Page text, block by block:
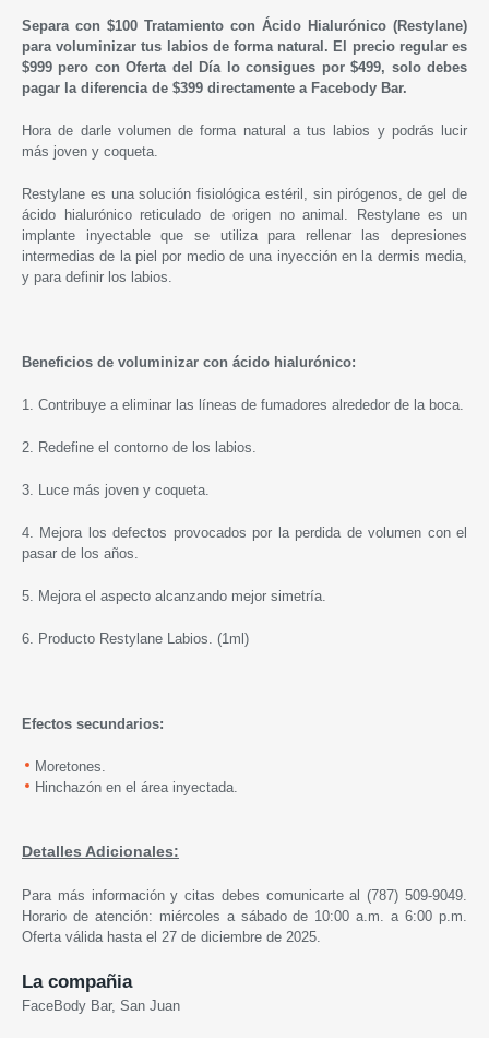
Separa con $100 Tratamiento con Ácido Hialurónico (Restylane)
para voluminizar tus labios de forma natural. El precio regular es
$999 pero con Oferta del Día lo consigues por $499, solo debes
pagar la diferencia de $399 directamente a Facebody Bar.
Hora de darle volumen de forma natural a tus labios y podrás lucir
más joven y coqueta.
Restylane es una solución fisiológica estéril, sin pirógenos, de gel de
ácido hialurónico reticulado de origen no animal. Restylanees un
implante inyectable que se utiliza para rellenar las depresiones
intermedias de la piel por medio de una inyección en la dermis media,
y para definir los labios.
Beneficios de voluminizar con ácido hialurónico:
1. Contribuye a eliminar las líneas de fumadores alrededor de la boca.
2. Redefine el contorno de los labios.
3. Luce más joven y coqueta.
4. Mejora los defectos provocados por la perdida de volumen con el
pasar de los años.
5. Mejora el aspecto alcanzando mejor simetría.
6. Producto Restylane Labios. (1ml)
Efectos secundarios:
Moretones.
Hinchazón en el área inyectada.
Detalles Adicionales:
Para más información y citas debes comunicarte al (787) 509-9049.
Horario de atención: miércoles a sábado de 10:00 a.m. a 6:00 p.m.
Oferta válida hasta el 27 de diciembre de 2025.
La compañia
FaceBody Bar, San Juan